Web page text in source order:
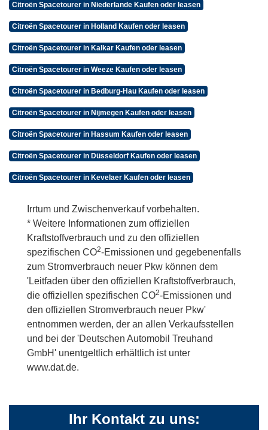
Citroën Spacetourer in Niederlande Kaufen oder leasen
Citroën Spacetourer in Holland Kaufen oder leasen
Citroën Spacetourer in Kalkar Kaufen oder leasen
Citroën Spacetourer in Weeze Kaufen oder leasen
Citroën Spacetourer in Bedburg-Hau Kaufen oder leasen
Citroën Spacetourer in Nijmegen Kaufen oder leasen
Citroën Spacetourer in Hassum Kaufen oder leasen
Citroën Spacetourer in Düsseldorf Kaufen oder leasen
Citroën Spacetourer in Kevelaer Kaufen oder leasen
Irrtum und Zwischenverkauf vorbehalten.
* Weitere Informationen zum offiziellen
Kraftstoffverbrauch und zu den offiziellen
spezifischen CO2-Emissionen und gegebenenfalls
zum Stromverbrauch neuer Pkw können dem
'Leitfaden über den offiziellen Kraftstoffverbrauch,
die offiziellen spezifischen CO2-Emissionen und
den offiziellen Stromverbrauch neuer Pkw'
entnommen werden, der an allen Verkaufsstellen
und bei der 'Deutschen Automobil Treuhand
GmbH' unentgeltlich erhältlich ist unter
www.dat.de.
Ihr Kontakt zu uns: